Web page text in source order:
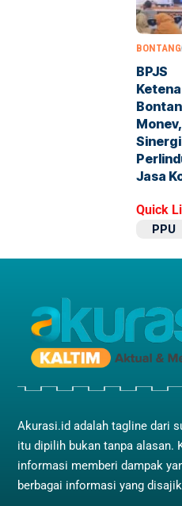
BONTANG
BPJS
Jasa
Quick
PPU
Akurasi.id adalah tagline dari
itu dipilih bukan tanpa alasan.
informasi memberi dampak
berbagai informasi yang